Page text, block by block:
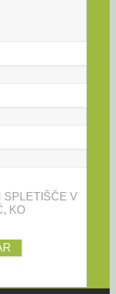
SPLETIŠČE V
KO